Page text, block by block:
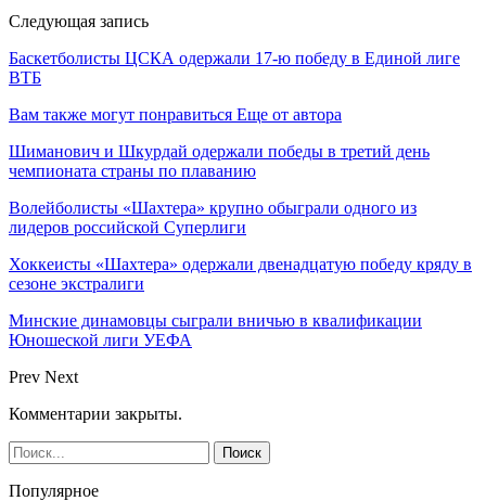
Следующая запись
Баскетболисты ЦСКА одержали 17-ю победу в Единой лиге
ВТБ
Вам также могут понравиться Еще от автора
Шиманович и Шкурдай одержали победы в третий день
чемпионата страны по плаванию
Волейболисты «Шахтера» крупно обыграли одного из
лидеров российской Суперлиги
Хоккеисты «Шахтера» одержали двенадцатую победу кряду в
сезоне экстралиги
Минские динамовцы сыграли вничью в квалификации
Юношеской лиги УЕФА
Prev Next
Комментарии закрыты.
Популярное